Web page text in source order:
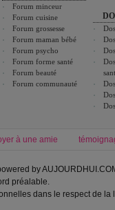
Forum minceur
Forum cuisine
Forum grossesse
Forum maman bébé
Forum psycho
Forum forme santé
Forum beauté
Forum communauté
à une amie
by
préalable.
dans le respect de